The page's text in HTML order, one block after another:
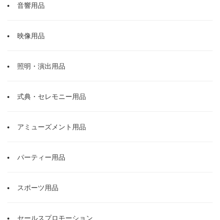
音響用品
映像用品
照明・演出用品
式典・セレモニー用品
アミューズメント用品
パーティー用品
スポーツ用品
セールスプロモーション